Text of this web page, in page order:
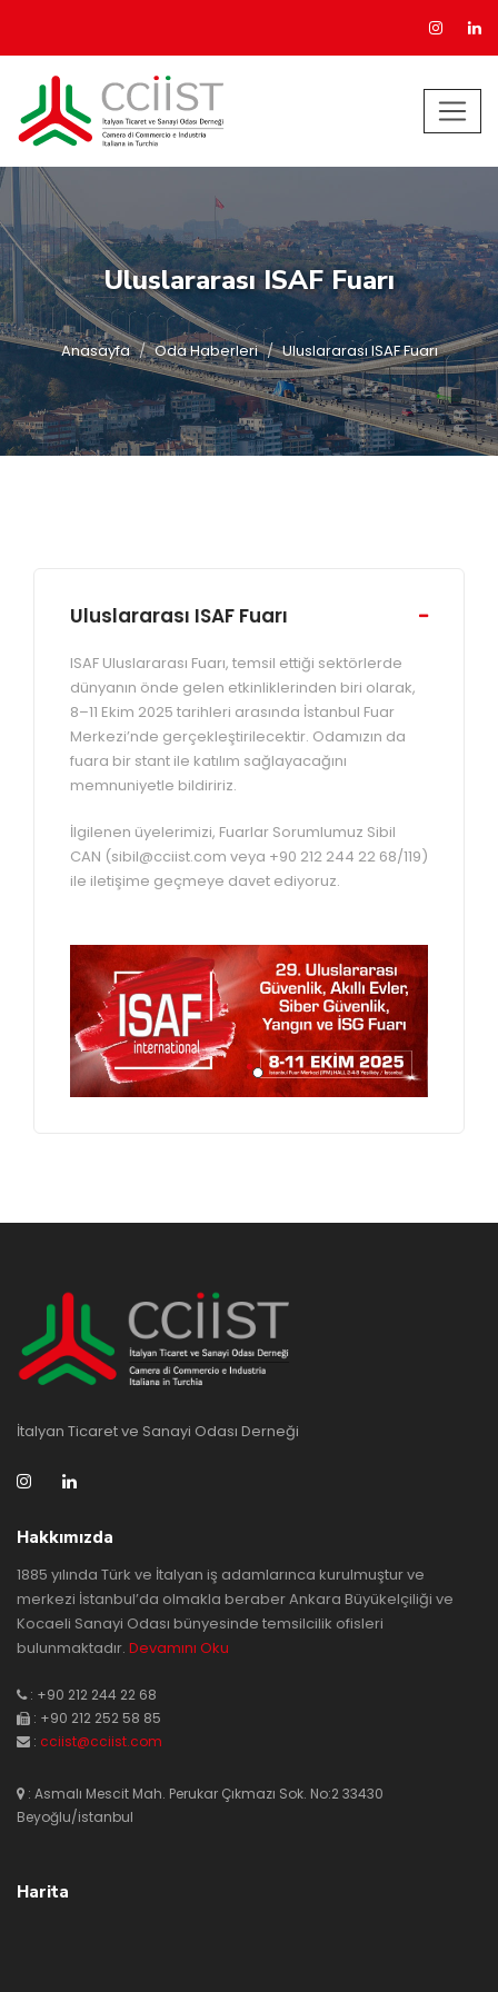
Uluslararası ISAF Fuarı
Anasayfa Oda Haberleri Uluslararası ISAF Fuarı
Uluslararası ISAF Fuarı
ISAF Uluslararası Fuarı, temsil ettiği sektörlerde
dünyanın önde gelen etkinliklerinden biri olarak,
8–11 Ekim 2025 tarihleri arasında İstanbul Fuar
Merkezi’nde gerçekleştirilecektir. Odamızın da
fuara bir stant ile katılım sağlayacağını
memnuniyetle bildiririz.
İlgilenen üyelerimizi, Fuarlar Sorumlumuz Sibil
CAN (sibil@cciist.com veya +90 212 244 22 68/119)
ile iletişime geçmeye davet ediyoruz.
İtalyan Ticaret ve Sanayi Odası Derneği
Hakkımızda
1885 yılında Türk ve İtalyan iş adamlarınca kurulmuştur ve
merkezi İstanbul’da olmakla beraber Ankara Büyükelçiliği ve
Kocaeli Sanayi Odası bünyesinde temsilcilik ofisleri
bulunmaktadır. Devamını Oku
: +90 212 244 22 68
: +90 212 252 58 85
: cciist@cciist.com
: Asmalı Mescit Mah. Perukar Çıkmazı Sok. No:2 33430
Beyoğlu/istanbul
Harita